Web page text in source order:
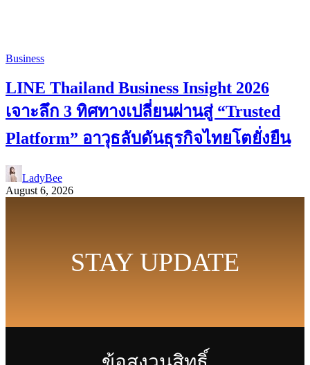
Business
LINE Thailand Business Insight 2026
เจาะลึก 3 ทิศทางเปลี่ยนผ่านสู่ “Trusted
Platform” อาวุธลับดันธุรกิจไทยโตยั่งยืน
LadyBee
August 6, 2026
STAY UPDATE